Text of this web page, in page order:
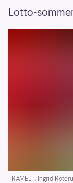
Lotto-
TRAVELT: Ingrid